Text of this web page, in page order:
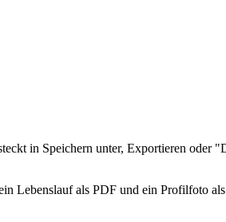
in Speichern unter, Exportieren
Lebenslauf als PDF und ein Profilfoto